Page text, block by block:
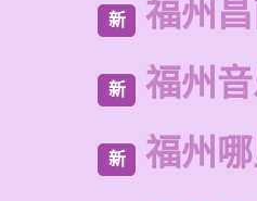
新 福州
新 福州
新 福州